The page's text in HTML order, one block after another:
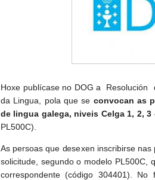
Hoxe publícase no DOG a Resolución
da Lingua, pola que se convocan as
de lingua galega, niveis Celga 1, 2,
PL500C).
As persoas que desexen inscribirse
solicitude, segundo o modelo PL500C,
correspondente (código 304401).